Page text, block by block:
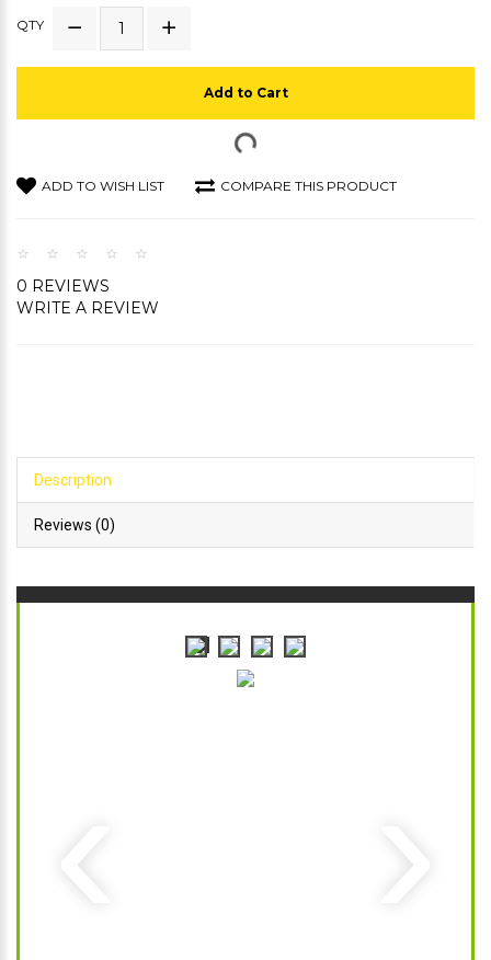
QTY
Add to Cart
ADD TO WISH LIST COMPARE THIS PRODUCT
0 REVIEWS
WRITE A REVIEW
Description
Reviews (0)
‹ ›